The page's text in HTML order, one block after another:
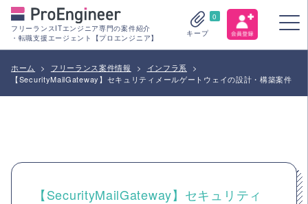
フリーランスITエンジニア専門の案件紹介
・転職支援エージェント【プロエンジニア】
0
キープ
ホーム > フリーランス案件情報 > インフラ系
>
【SecurityMailGateway】セキュリティメールゲートウェイの設計・構築案件
【SecurityMailGateway】セキュリティ